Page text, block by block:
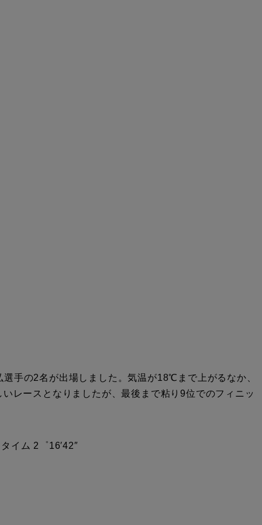
手の2名が出場しました。気温が18℃まで上がるなか、
レースとなりましたが、最後まで粘り9位でのフィニッ
イム 2゜16′42″